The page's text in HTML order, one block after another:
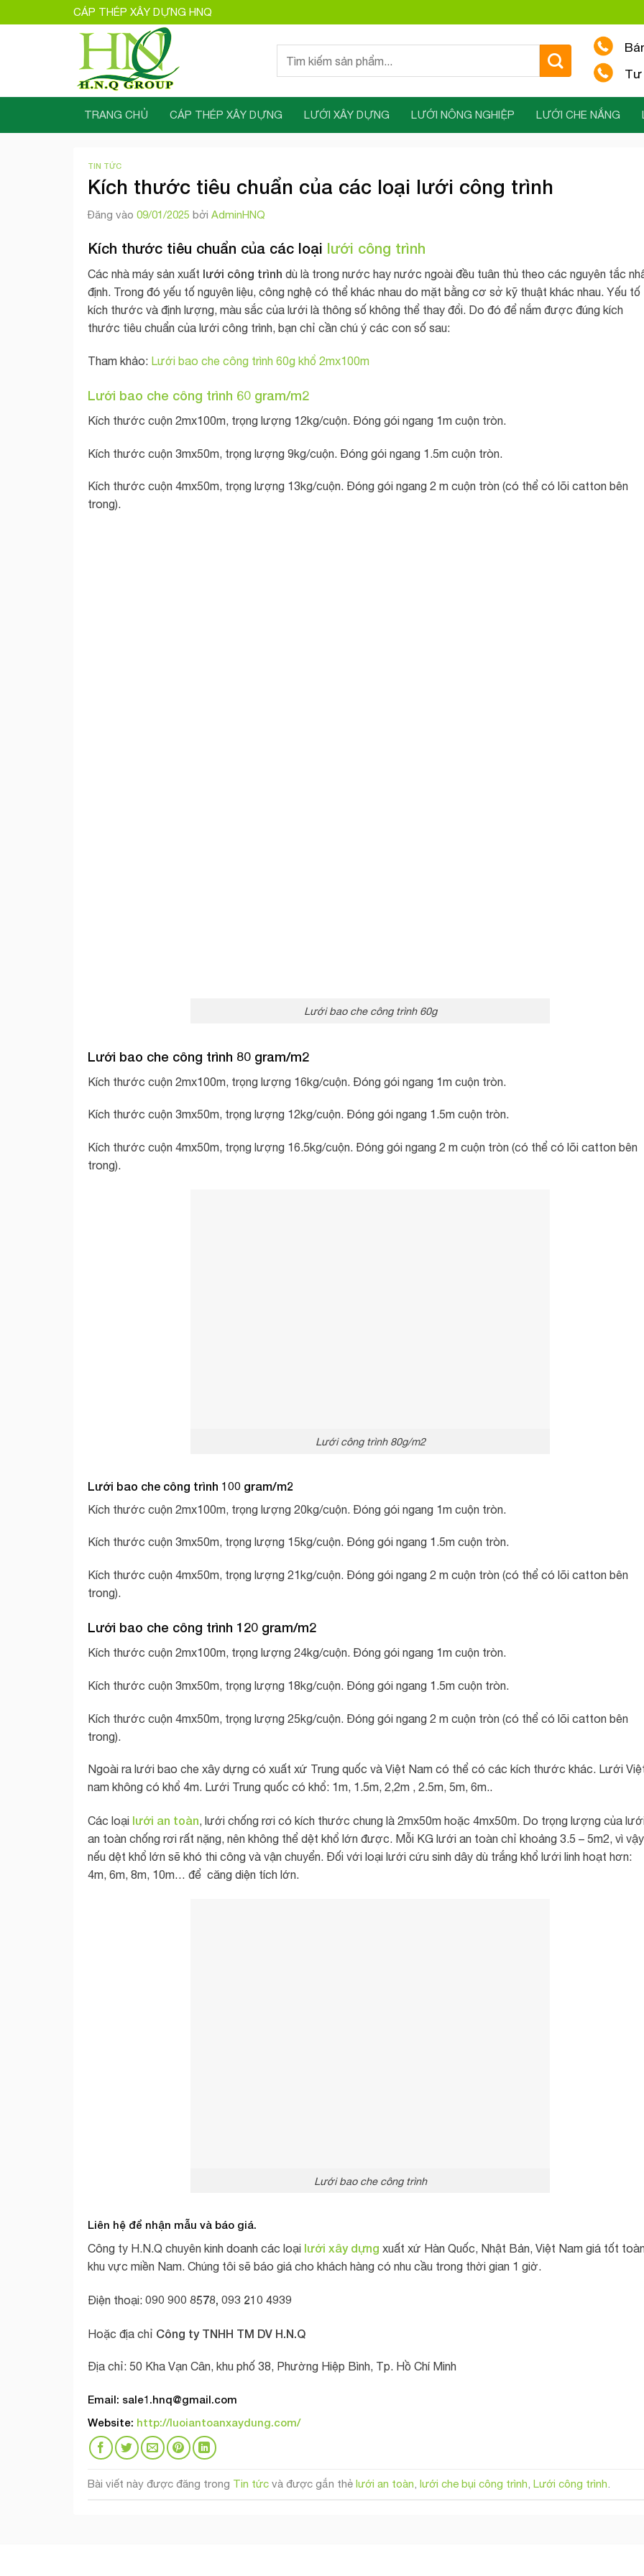
qua
CÁP THÉP XÂY DỰNG HNQ
Tìm
Tư
TRANG CHỦ CÁP THÉP XÂY DỰNG LƯỚI XÂY DỰNG LƯỚI NÔNG NGHIỆP LƯỚI CHE NẮNG
TIN TỨC
Kích thước tiêu chuẩn của các loại lưới công trình
Đăng vào 09/01/2025 bởi AdminHNQ
Kích thước tiêu chuẩn của các loại lưới công trình
Các nhà máy sản xuất lưới công trình dù là trong nước hay nước ngoài đều tuân thủ theo các nguyên tắc
định. Trong đó yếu tố nguyên liệu, công nghệ có thể khác nhau do mặt bằng cơ sở kỹ thuật khác nhau. Yếu tố
kích thước và định lượng, màu sắc của lưới là thông số không thể thay đổi. Do đó để nắm được đúng kích
thước tiêu chuẩn của lưới công trình, bạn chỉ cần chú ý các con số sau:
Tham khảo: Lưới bao che công trình 60g khổ 2mx100m
Lưới bao che công trình 60 gram/m2
Kích thước cuộn 2mx100m, trọng lượng 12kg/cuộn. Đóng gói ngang 1m cuộn tròn.
Kích thước cuộn 3mx50m, trọng lượng 9kg/cuộn. Đóng gói ngang 1.5m cuộn tròn.
Kích thước cuộn 4mx50m, trọng lượng 13kg/cuộn. Đóng gói ngang 2 m cuộn tròn (có thể có lõi catton bên
trong).
Lưới bao che công trình 60g
Lưới bao che công trình 80 gram/m2
Kích thước cuộn 2mx100m, trọng lượng 16kg/cuộn. Đóng gói ngang 1m cuộn tròn.
Kích thước cuộn 3mx50m, trọng lượng 12kg/cuộn. Đóng gói ngang 1.5m cuộn tròn.
Kích thước cuộn 4mx50m, trọng lượng 16.5kg/cuộn. Đóng gói ngang 2 m cuộn tròn (có thể có lõi catton bên
trong).
Lưới công trình 80g/m2
Lưới bao che công trình 100 gram/m2
Kích thước cuộn 2mx100m, trọng lượng 20kg/cuộn. Đóng gói ngang 1m cuộn tròn.
Kích thước cuộn 3mx50m, trọng lượng 15kg/cuộn. Đóng gói ngang 1.5m cuộn tròn.
Kích thước cuộn 4mx50m, trọng lượng 21kg/cuộn. Đóng gói ngang 2 m cuộn tròn (có thể có lõi catton bên
trong).
Lưới bao che công trình 120 gram/m2
Kích thước cuộn 2mx100m, trọng lượng 24kg/cuộn. Đóng gói ngang 1m cuộn tròn.
Kích thước cuộn 3mx50m, trọng lượng 18kg/cuộn. Đóng gói ngang 1.5m cuộn tròn.
Kích thước cuộn 4mx50m, trọng lượng 25kg/cuộn. Đóng gói ngang 2 m cuộn tròn (có thể có lõi catton bên
trong).
Ngoài ra lưới bao che xây dựng có xuất xứ Trung quốc và Việt Nam có thể có các kích thước khác. Lưới
nam không có khổ 4m. Lưới Trung quốc có khổ: 1m, 1.5m, 2,2m , 2.5m, 5m, 6m..
Các loại lưới an toàn, lưới chống rơi có kích thước chung là 2mx50m hoặc 4mx50m. Do trọng lượng của
an toàn chống rơi rất nặng, nên không thể dệt khổ lớn được. Mỗi KG lưới an toàn chỉ khoảng 3.5 – 5m2, vì vậy
nếu dệt khổ lớn sẽ khó thi công và vận chuyển. Đối với loại lưới cứu sinh dây dù trắng khổ lưới linh hoạt hơn:
4m, 6m, 8m, 10m… để căng diện tích lớn.
Lưới bao che công trình
Liên hệ để nhận mẫu và báo giá.
Công ty H.N.Q chuyên kinh doanh các loại lưới xây dựng xuất xứ Hàn Quốc, Nhật Bản, Việt Nam giá tốt
khu vực miền Nam. Chúng tôi sẽ báo giá cho khách hàng có nhu cầu trong thời gian 1 giờ.
Điện thoại: 090 900 8578, 093 210 4939
Hoặc địa chỉ Công ty TNHH TM DV H.N.Q
Địa chỉ: 50 Kha Vạn Cân, khu phố 38, Phường Hiệp Bình, Tp. Hồ Chí Minh
Email: sale1.hnq@gmail.com
Website: http://luoiantoanxaydung.com/
Bài viết này được đăng trong Tin tức và được gắn thẻ lưới an toàn lưới che bụi công trình Lưới công trình